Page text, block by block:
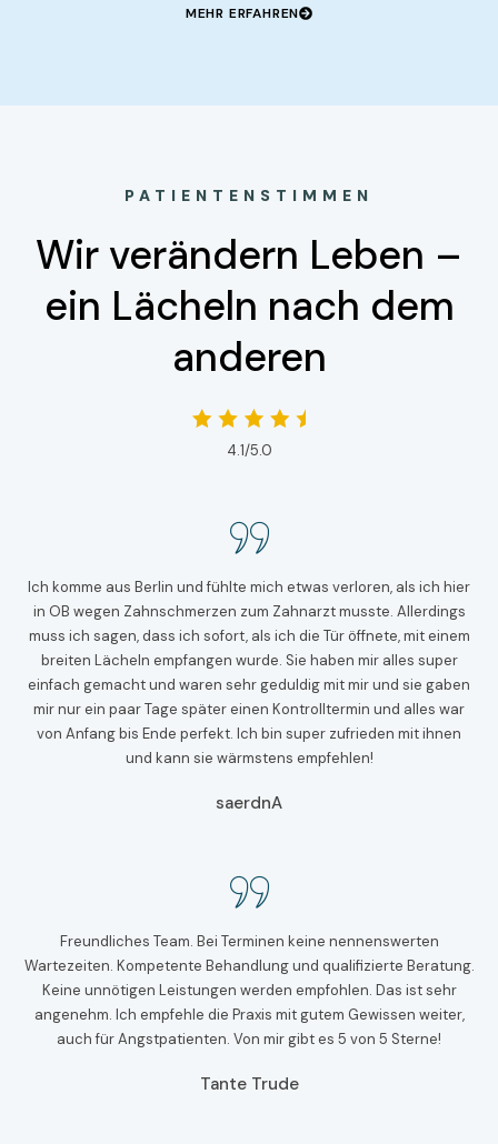
MEHR ERFAHREN
PATIENTENSTIMMEN
Wir verändern Leben –
ein Lächeln nach dem
anderen
4.1/5.0
Ich komme aus Berlin und fühlte mich etwas verloren, als ich hier
in OB wegen Zahnschmerzen zum Zahnarzt musste. Allerdings
muss ich sagen, dass ich sofort, als ich die Tür öffnete, mit einem
breiten Lächeln empfangen wurde. Sie haben mir alles super
einfach gemacht und waren sehr geduldig mit mir und sie gaben
mir nur ein paar Tage später einen Kontrolltermin und alles war
von Anfang bis Ende perfekt. Ich bin super zufrieden mit ihnen
und kann sie wärmstens empfehlen!
saerdnA
Freundliches Team. Bei Terminen keine nennenswerten
Wartezeiten. Kompetente Behandlung und qualifizierte Beratung.
Keine unnötigen Leistungen werden empfohlen. Das ist sehr
angenehm. Ich empfehle die Praxis mit gutem Gewissen weiter,
auch für Angstpatienten. Von mir gibt es 5 von 5 Sterne!
Tante Trude